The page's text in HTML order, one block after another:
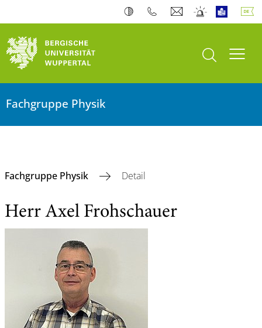
Suche öffnen
Fachgruppe Physik
Fachgruppe Physik Detail
Herr Axel Frohschauer